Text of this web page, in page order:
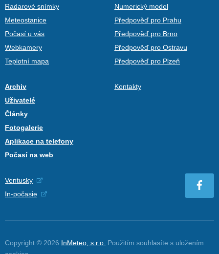
Radarové snímky
Meteostanice
Počasí u vás
Webkamery
Teplotní mapa
Numerický model
Předpověď pro Prahu
Předpověď pro Brno
Předpověď pro Ostravu
Předpověď pro Plzeň
Archiv
Uživatelé
Články
Fotogalerie
Aplikace na telefony
Počasí na web
Kontakty
Ventusky
In-počasie
Copyright © 2026 InMeteo, s.r.o. Použitím souhlasíte s uložením